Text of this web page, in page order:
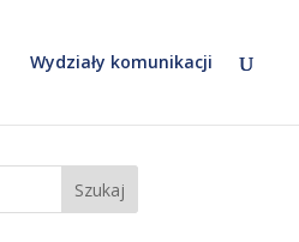
Wydziały komunikacji
Szukaj